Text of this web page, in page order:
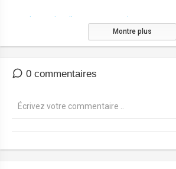
https://localbitcoins.com/?ch=c8w5
▬▬▬▬▬▬▬▬▬▬
ne sais pas comment le convertir en monnaie
le monde.
⁣👉👉 ⁣https://localbitcoins.com/?ch=c8w5
Montre plus
0 commentaires